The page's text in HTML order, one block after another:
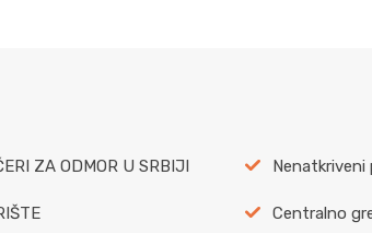
ZA ODMOR U SRBIJI Nenatkriveni
Centralno